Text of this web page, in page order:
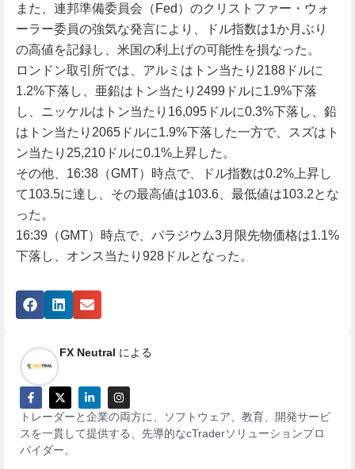
また、連邦準備委員会（Fed）のクリストファー・ウォ
ーラー委員の強気な発言により、ドル指数は1か月ぶり
の高値を記録し、米国の利上げの可能性を損なった。
ロンドン取引所では、アルミはトン当たり2188ドルに
1.2%下落し、亜鉛はトン当たり2499ドルに1.9%下落
し、ニッケルはトン当たり16,095ドルに0.3%下落し、鉛
はトン当たり2065ドルに1.9%下落した一方で、スズはト
ン当たり25,210ドルに0.1%上昇した。
その他、16:38（GMT）時点で、ドル指数は0.2%上昇し
て103.5に達し、その最高値は103.6、最低値は103.2とな
った。
16:39（GMT）時点で、パラジウム3月限先物価格は1.1%
下落し、オンス当たり928ドルとなった。
FX Neutral による
トレーダーと企業の両方に、ソフトウェア、教育、開発サービ
スを一貫して提供する、先導的なcTraderソリューションプロ
バイダー。